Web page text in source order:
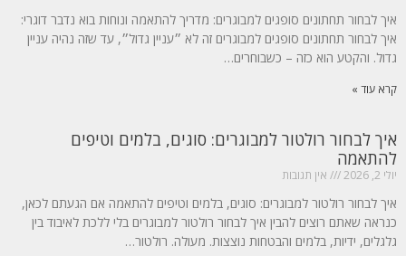
איך לבחור תחתונים סופגים למבוגרים: מדריך להתאמה ונוחות בוא נדבר דוגרי:
איך לבחור תחתונים סופגים למבוגרים זה לא ״עניין גדול״, עד שזה נהיה עניין
גדול. והקטע הוא כזה – כשבוחרים…
קרא עוד »
איך לבחור רולטור למבוגרים: סוגים, בלמים וטיפים
להתאמה
יולי 2, 2026 אין תגובות
איך לבחור רולטור למבוגרים: סוגים, בלמים וטיפים להתאמה אם הגעתם לכאן,
כנראה שאתם רוצים להבין איך לבחור רולטור למבוגרים בלי ללכת לאיבוד בין
גלגלים, ידיות, בלמים והבטחות נוצצות. מעולה. רולטור…